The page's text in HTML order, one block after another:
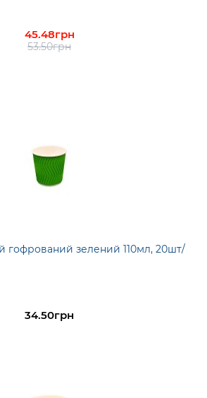
45.48грн
53.50грн
гофрований зелений 110мл, 20шт/
34.50грн